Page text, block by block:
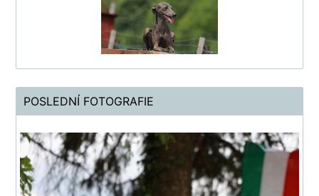
POSLEDNÍ FOTOGRAFIE